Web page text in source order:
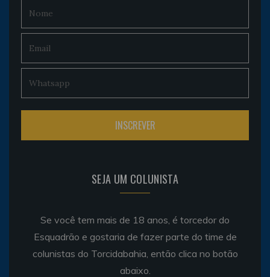
SEJA UM COLUNISTA
Se você tem mais de 18 anos, é torcedor do
Esquadrão e gostaria de fazer parte do time de
colunistas do Torcidabahia, então clica no botão
abaixo.